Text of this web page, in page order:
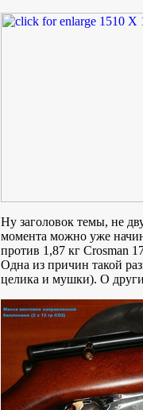
Ну заголовок темы, не
момента можно уже
против 1,87 кг Crosman
Одна из причин такой
целика и мушки). О